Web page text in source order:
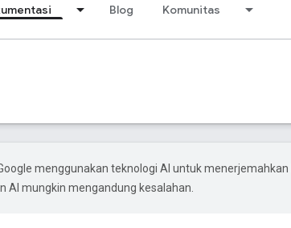
Blog Komunitas
menggunakan teknologi AI untuk
AI mungkin mengandung kesalahan.